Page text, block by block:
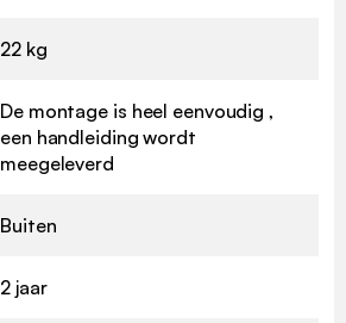
22 kg
De montage is heel eenvoudig ,
een handleiding wordt
meegeleverd
Buiten
2 jaar